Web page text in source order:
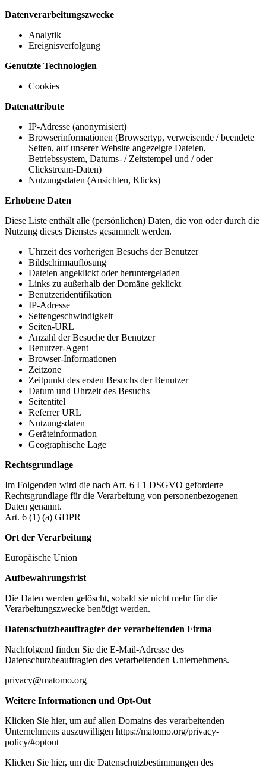
Datenverarbeitungszwecke
Analytik
Ereignisverfolgung
Genutzte Technologien
Cookies
Datenattribute
IP-Adresse (anonymisiert)
Browserinformationen (Browsertyp, verweisende / beendete
Seiten, auf unserer Website angezeigte Dateien,
Betriebssystem, Datums- / Zeitstempel und / oder
Clickstream-Daten)
Nutzungsdaten (Ansichten, Klicks)
Erhobene Daten
Diese Liste enthält alle (persönlichen) Daten, die von oder durch die
Nutzung dieses Dienstes gesammelt werden.
Uhrzeit des vorherigen Besuchs der Benutzer
Bildschirmauflösung
Dateien angeklickt oder heruntergeladen
Links zu außerhalb der Domäne geklickt
Benutzeridentifikation
IP-Adresse
Seitengeschwindigkeit
Seiten-URL
Anzahl der Besuche der Benutzer
Benutzer-Agent
Browser-Informationen
Zeitzone
Zeitpunkt des ersten Besuchs der Benutzer
Datum und Uhrzeit des Besuchs
Seitentitel
Referrer URL
Nutzungsdaten
Geräteinformation
Geographische Lage
Rechtsgrundlage
Im Folgenden wird die nach Art. 6 I 1 DSGVO geforderte
Rechtsgrundlage für die Verarbeitung von personenbezogenen
Daten genannt.
Art. 6 (1) (a) GDPR
Ort der Verarbeitung
Europäische Union
Aufbewahrungsfrist
Die Daten werden gelöscht, sobald sie nicht mehr für die
Verarbeitungszwecke benötigt werden.
Datenschutzbeauftragter der verarbeitenden Firma
Nachfolgend finden Sie die E-Mail-Adresse des
Datenschutzbeauftragten des verarbeitenden Unternehmens.
privacy@matomo.org
Weitere Informationen und Opt-Out
Klicken Sie hier, um auf allen Domains des verarbeitenden
Unternehmens auszuwilligen https://matomo.org/privacy-
policy/#optout
Klicken Sie hier, um die Datenschutzbestimmungen des